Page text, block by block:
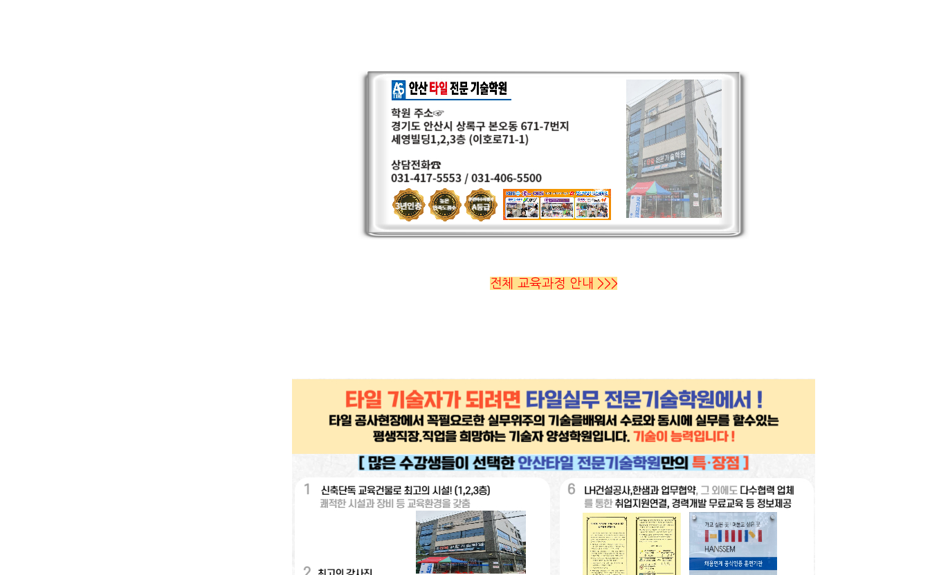
전체 교육과정 안내 >>>